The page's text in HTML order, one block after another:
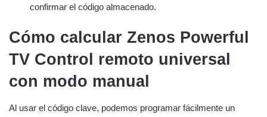
confirmar el código almacenado.
Cómo calcular Zenos Powerful
TV Control remoto universal
con modo manual
Al usar el código clave, podemos programar fácilmente un